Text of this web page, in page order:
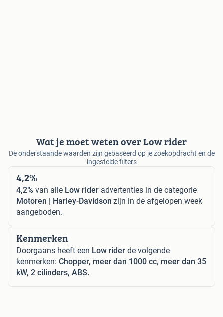
Wat je moet weten over Low rider
De onderstaande waarden zijn gebaseerd op je zoekopdracht en de
ingestelde filters
4,2%
4,2% van alle Low rider advertenties in de categorie
Motoren | Harley-Davidson zijn in de afgelopen week
aangeboden.
Kenmerken
Doorgaans heeft een Low rider de volgende
kenmerken: Chopper, meer dan 1000 cc, meer dan 35
kW, 2 cilinders, ABS.